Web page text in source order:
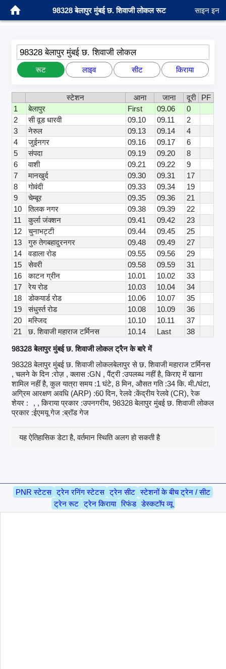
98328 बेलापुर मुंबई छ. शिवाजी लोकल रूट साइन इन
98328 बेलापुर मुंबई छ. शिवाजी लोकल
रूट लाइव सीट किराया
स्टेशन आना जाना दूरी
PF
1
बेलापुर First 09.06
0
2
सी वूड धारवी 09.10 09.11
2
3
नेरुल 09.13 09.14
4
4
जुईनगर 09.16 09.17
6
5
संपदा 09.19 09.20
8
6
वाशी 09.21 09.22
9
7
मानखुर्द 09.30 09.31
17
8
गोवंदी 09.33 09.34
19
9
चेम्बूर 09.35 09.36
21
10
तिलक नगर 09.38 09.39
22
11
कुर्ला जंक्शन 09.41 09.42
23
12
चुनाभट्टी 09.44 09.45
25
13
गुरु तेगबहादुरनगर 09.48 09.49
27
14
वडाला रोड 09.55 09.56
29
15
सेवरी 09.58 09.59
31
16
काटन ग्रीन 10.01 10.02
33
17
रेय रोड 10.03 10.04
34
18
डोकयार्ड रोड 10.06 10.07
35
19
संधुर्स्त रोड 10.08 10.09
36
20
मस्जिद 10.10 10.11
37
21
छ. शिवाजी महाराज टर्मिनस 10.14 Last
38
98328 बेलापुर मुंबई छ. शिवाजी लोकल ट्रैन के बारे में
98328 बेलापुर मुंबई छ. शिवाजी लोकलबेलापुर से छ. शिवाजी महाराज टर्मिनस
, चलने के दिन :रोज़ , क्लास :GN , पैंट्री :उपलब्ध नहीं है, किराए में खाना
शामिल नहीं है, कुल यात्रा समय :1 घंटे, 8 मिन, औसत गति :34 कि. मी./घंटा,
अग्रिम आरक्षण अवधि (ARP) :60 दिन, रेलवे :केंद्रीय रेलवे (CR), रेक
शेयर :
, , किराया प्रकार :उपनगरीय, 98328 बेलापुर मुंबई छ. शिवाजी लोकल
प्रकार :ईएमयू गेज :ब्रॉड गेज
यह ऐतिहासिक डेटा है, वर्तमान स्थिति अलग हो सकती है
PNR स्टेटस ट्रेन रनिंग स्टेटस ट्रेन सीट स्टेशनों के बीच ट्रेन / सीट
ट्रेन रूट ट्रेन किराया रिफंड डेस्कटॉप व्यू